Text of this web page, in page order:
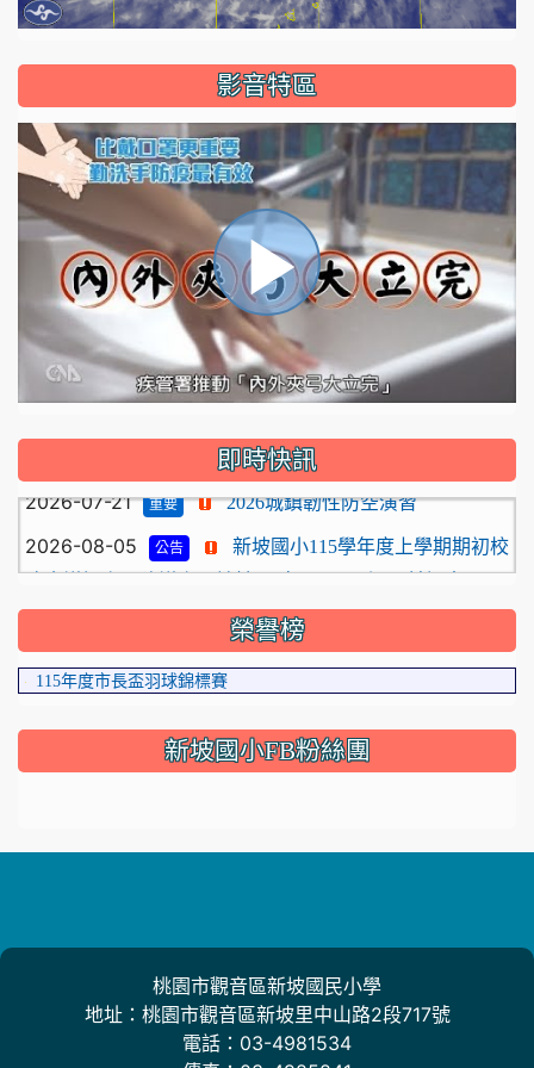
影音特區
播
放
影
片
即時快訊
2026-08-05 公告
新坡國小115學年度上學期期初校
務會議提案及建議案，請於115年8月26日週三前提出
2026-08-04
★本校115學年度第一學期代理教
師甄選錄取公告（尚有缺額-專任輔導教師）
2026-08-03 新坡國小115學年度編班結果公告
2026-07-22 公告
★本校115學年度第1學期第2次代
理教師甄選簡章【一次公告多次招考，專任輔導教師】
2026-07-21 重要 2026城鎮韌性防空演習
2026-08-05 公告
新坡國小115學年度上學期期初校
★本校115學年度第一學期代理教
師甄選錄取公告（尚有缺額-專任輔導教師）
2026-08-03 新坡國小115學年度編班結果公告
2026-07-22 公告
★本校115學年度第1學期第2次代
理教師甄選簡章【一次公告多次招考，專任輔導教師】
榮譽榜
115年觀音區語文競賽
新坡國小FB粉絲團
桃園市觀音區新坡國民小學
地址：桃園市觀音區新坡里中山路2段717號